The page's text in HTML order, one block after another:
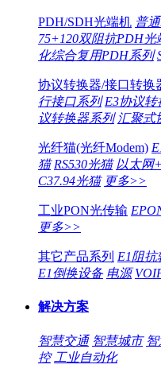
PDH/SDH光端机 普
75+120双阻抗PDH光
化综合复用PDH系列
协议转换器/接口转换
行接口系列 E3协议转
议转换器系列 汇聚式
光纤猫(光纤Modem)
猫 RS530光猫 以太网
C37.94光猫 更多>>
工业PON光传输
更多>>
其它产品系列 E1阻抗
E1倒换设备 电源
解决方案
智慧交通 智慧城市
控 工业自动化